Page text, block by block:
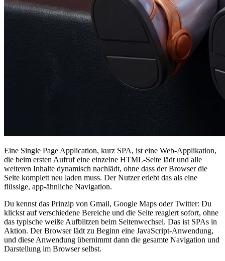
Eine Single Page Application, kurz SPA, ist eine Web-Applikation,
die beim ersten Aufruf eine einzelne HTML-Seite lädt und alle
weiteren Inhalte dynamisch nachlädt, ohne dass der Browser die
Seite komplett neu laden muss. Der Nutzer erlebt das als eine
flüssige, app-ähnliche Navigation.
Du kennst das Prinzip von Gmail, Google Maps oder Twitter: Du
klickst auf verschiedene Bereiche und die Seite reagiert sofort, ohne
das typische weiße Aufblitzen beim Seitenwechsel. Das ist SPAs in
Aktion. Der Browser lädt zu Beginn eine JavaScript-Anwendung,
und diese Anwendung übernimmt dann die gesamte Navigation und
Darstellung im Browser selbst.